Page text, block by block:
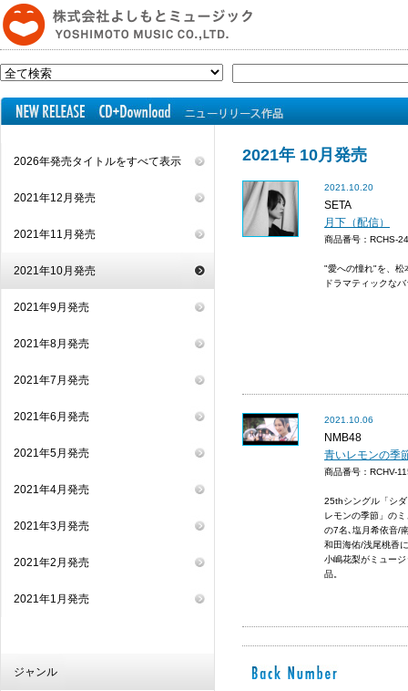
2026年発売タイトルをすべて表示
2021年12月発売
2021年11月発売
2021年10月発売
2021年9月発売
2021年8月発売
2021年7月発売
2021年6月発売
2021年5月発売
2021年4月発売
2021年3月発売
2021年2月発売
2021年1月発売
ジャンル
2021年 10月発売
2021.10.20
SETA
月下（配信）
商品番号：RCHS-
"愛への憧れ"を、松
ドラマティックな
2021.10.06
NMB48
青いレモンの季
商品番号：RCHV-
25thシングル「シ
レモンの季節」の
の7名､塩月希依音/
和田海佑/浅尾桃香
小嶋花梨がミュー
品。